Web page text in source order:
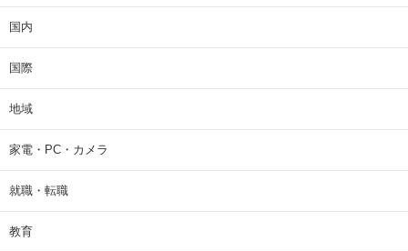
国内
国際
地域
家電・PC・カメラ
就職・転職
教育